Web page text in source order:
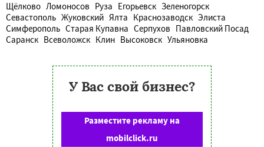
Щёлково Ломоносов Руза Егорьевск Зеленогорск
Севастополь Жуковский Ялта Краснозаводск Элиста
Симферополь Старая Купавна Серпухов Павловский Посад
Саранск Всеволожск Клин Высоковск Ульяновка
У Вас свой бизнес?
Разместите рекламу на
mobilclick.ru